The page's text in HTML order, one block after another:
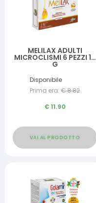
MELILAX ADULTI
MICROCLISMI 6 PEZZI 10
G
Disponibile
Prima era: €8.82
€11.90
VAI AL PRODOTTO